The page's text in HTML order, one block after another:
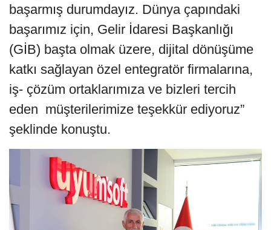
başarmış durumdayız. Dünya çapındaki
başarımız için, Gelir İdaresi Başkanlığı
(GİB) başta olmak üzere, dijital dönüşüme
katkı sağlayan özel entegratör firmalarına,
iş- çözüm ortaklarımıza ve bizleri tercih
eden müşterilerimize teşekkür ediyoruz”
şeklinde konuştu.